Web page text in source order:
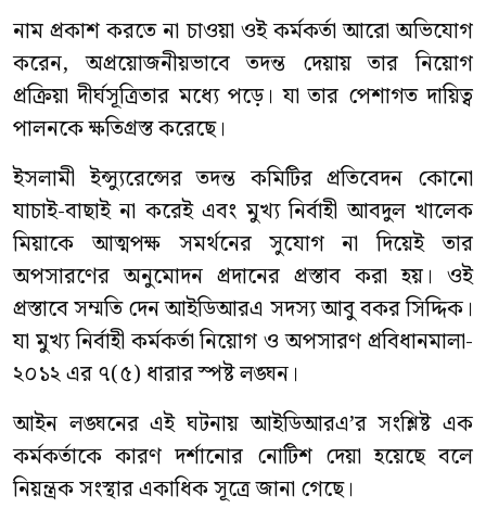
নাম প্রকাশ করতে না চাওয়া ওই কর্মকর্তা আরো অভিযোগ
করেন, অপ্রয়োজনীয়ভাবে তদন্ত দেয়ায় তার নিয়োগ
প্রক্রিয়া দীর্ঘসূত্রিতার মধ্যে পড়ে। যা তার পেশাগত দায়িত্ব
পালনকে ক্ষতিগ্রস্ত করেছে।
ইসলামী ইন্স্যুরেন্সের তদন্ত কমিটির প্রতিবেদন কোনো
যাচাই-বাছাই না করেই এবং মুখ্য নির্বাহী আবদুল খালেক
মিয়াকে আত্মপক্ষ সমর্থনের সুযোগ না দিয়েই তার
অপসারণের অনুমোদন প্রদানের প্রস্তাব করা হয়। ওই
প্রস্তাবে সম্মতি দেন আইডিআরএ সদস্য আবু বকর সিদ্দিক।
যা মুখ্য নির্বাহী কর্মকর্তা নিয়োগ ও অপসারণ প্রবিধানমালা-
২০১২ এর ৭(৫) ধারার স্পষ্ট লঙ্ঘন।
আইন লঙ্ঘনের এই ঘটনায় আইডিআরএ’র সংশ্লিষ্ট এক
কর্মকর্তাকে কারণ দর্শানোর নোটিশ দেয়া হয়েছে বলে
নিয়ন্ত্রক সংস্থার একাধিক সূত্রে জানা গেছে।